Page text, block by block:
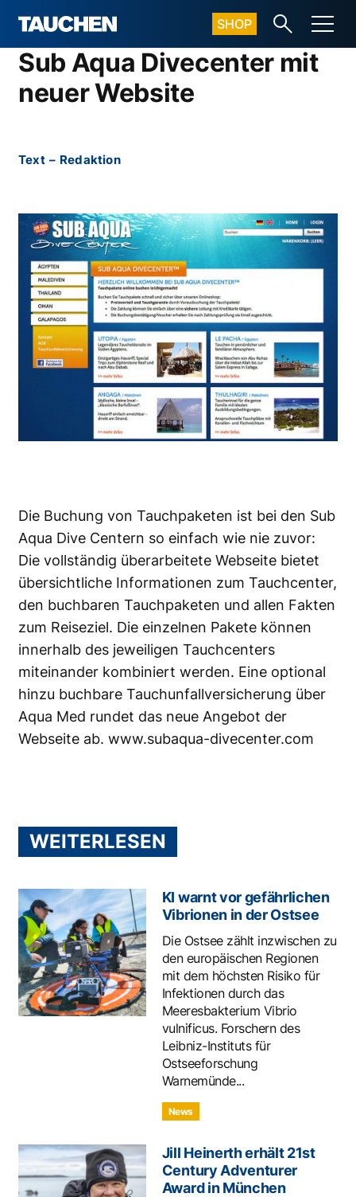
SHOP
Sub Aqua Divecenter mit
neuer Website
Text – Redaktion
Die Buchung von Tauchpaketen ist bei den Sub
Aqua Dive Centern so einfach wie nie zuvor:
Die vollständig überarbeitete Webseite bietet
übersichtliche Informationen zum Tauchcenter,
den buchbaren Tauchpaketen und allen Fakten
zum Reiseziel. Die einzelnen Pakete können
innerhalb des jeweiligen Tauchcenters
miteinander kombiniert werden. Eine optional
hinzu buchbare Tauchunfallversicherung über
Aqua Med rundet das neue Angebot der
Webseite ab. www.subaqua-divecenter.com
WEITERLESEN
KI warnt vor gefährlichen
Vibrionen in der Ostsee
Die Ostsee zählt inzwischen zu
den europäischen Regionen
mit dem höchsten Risiko für
Infektionen durch das
Meeresbakterium Vibrio
vulnificus. Forschern des
Leibniz-Instituts für
Ostseeforschung
Warnemünde...
News
Jill Heinerth erhält 21st
Century Adventurer
Award in München